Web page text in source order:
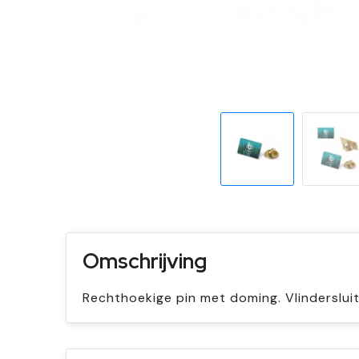
Omschrijving
Rechthoekige pin met doming.